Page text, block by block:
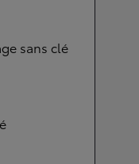
sans clé